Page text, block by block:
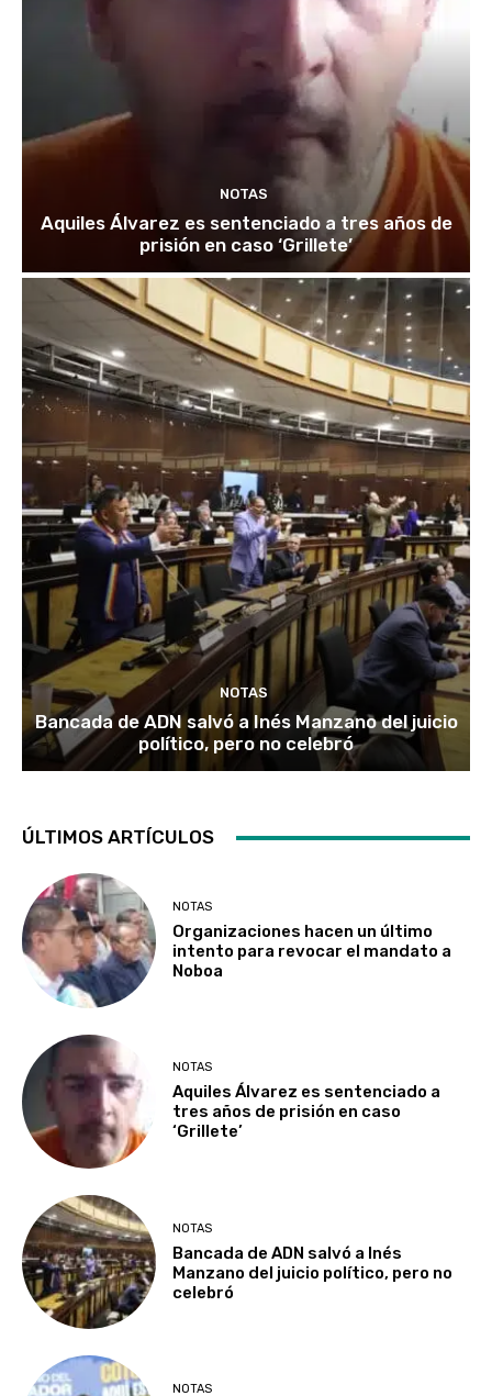
NOTAS
Aquiles Álvarez es sentenciado a tres años de
prisión en caso ‘Grillete’
NOTAS
Bancada de ADN salvó a Inés Manzano del juicio
político, pero no celebró
ÚLTIMOS ARTÍCULOS
NOTAS
Organizaciones hacen un último
intento para revocar el mandato a
Noboa
NOTAS
Aquiles Álvarez es sentenciado a
tres años de prisión en caso
‘Grillete’
NOTAS
Bancada de ADN salvó a Inés
Manzano del juicio político, pero no
celebró
NOTAS